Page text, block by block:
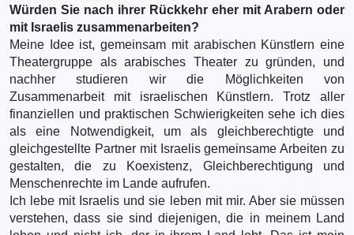
Würden Sie nach ihrer Rückkehr eher mit Arabern oder
mit Israelis zusammenarbeiten?
Meine Idee ist, gemeinsam mit arabischen Künstlern eine
Theatergruppe als arabisches Theater zu gründen, und
nachher studieren wir die Möglichkeiten von
Zusammenarbeit mit israelischen Künstlern. Trotz aller
finanziellen und praktischen Schwierigkeiten sehe ich dies
als eine Notwendigkeit, um als gleichberechtigte und
gleichgestellte Partner mit Israelis gemeinsame Arbeiten zu
gestalten, die zu Koexistenz, Gleichberechtigung und
Menschenrechte im Lande aufrufen.
Ich lebe mit Israelis und sie leben mit mir. Aber sie müssen
verstehen, dass sie sind diejenigen, die in meinem Land